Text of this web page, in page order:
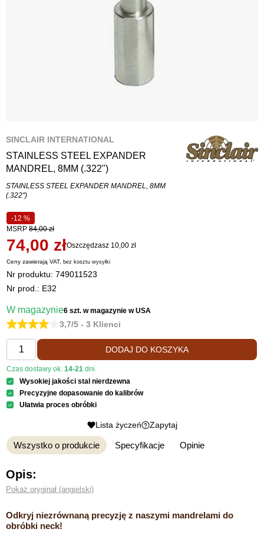
SINCLAIR INTERNATIONAL
STAINLESS STEEL EXPANDER
MANDREL, 8MM (.322")
STAINLESS STEEL EXPANDER MANDREL, 8MM
(.322")
-12 %
MSRP 84,00 zł
74,00 złOszczędzasz 10,00 zł
Ceny zawierają VAT,bez kosztuwysyłki
Nr produktu:749011523
Nr prod.: E32
W magazynie6 szt. w magazynie w USA
3,7/5 - 3 Klienci
DODAJ DO KOSZYKA
Czas dostawy ok.14-21 dni.
Wysokiej jakości stal nierdzewna
Precyzyjne dopasowanie do kalibrów
Ułatwia proces obróbki
Lista życzeń Zapytaj
Wszystko o produkcie Specyfikacje Opinie
Opis:
Pokaż oryginał (angielski)
Odkryj niezrównaną precyzję z naszymi mandrelami do
obróbki neck!